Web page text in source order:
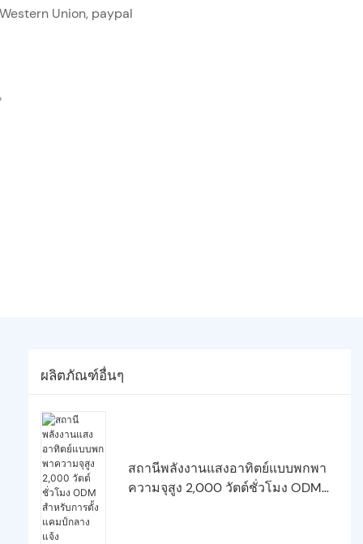
Union, paypal
ผลิตภัณฑ์อื่นๆ
สถานีพลังงานแสงอาทิตย์แบบพกพา
ความจุสูง 2,000 วัตต์ชั่วโมง ODM